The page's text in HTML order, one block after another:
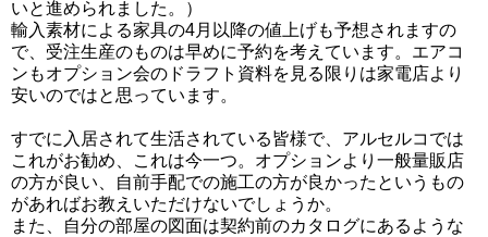
いと進められました。）
輸入素材による家具の4月以降の値上げも予想されますの
で、受注生産のものは早めに予約を考えています。エアコ
ンもオプション会のドラフト資料を見る限りは家電店より
安いのではと思っています。
すでに入居されて生活されている皆様で、アルセルコでは
これがお勧め、これは今一つ。オプションより一般量販店
の方が良い、自前手配での施工の方が良かったというもの
があればお教えいただけないでしょうか。
また、自分の部屋の図面は契約前のカタログにあるような